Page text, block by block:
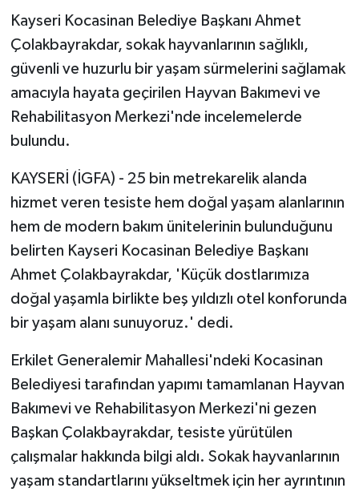
Kayseri Kocasinan Belediye Başkanı Ahmet
Çolakbayrakdar, sokak hayvanlarının sağlıklı,
güvenli ve huzurlu bir yaşam sürmelerini sağlamak
amacıyla hayata geçirilen Hayvan Bakımevi ve
Rehabilitasyon Merkezi'nde incelemelerde
bulundu.
KAYSERİ (İGFA) - 25 bin metrekarelik alanda
hizmet veren tesiste hem doğal yaşam alanlarının
hem de modern bakım ünitelerinin bulunduğunu
belirten Kayseri Kocasinan Belediye Başkanı
Ahmet Çolakbayrakdar, 'Küçük dostlarımıza
doğal yaşamla birlikte beş yıldızlı otel konforunda
bir yaşam alanı sunuyoruz.' dedi.
Erkilet Generalemir Mahallesi'ndeki Kocasinan
Belediyesi tarafından yapımı tamamlanan Hayvan
Bakımevi ve Rehabilitasyon Merkezi'ni gezen
Başkan Çolakbayrakdar, tesiste yürütülen
çalışmalar hakkında bilgi aldı. Sokak hayvanlarının
yaşam standartlarını yükseltmek için her ayrıntının